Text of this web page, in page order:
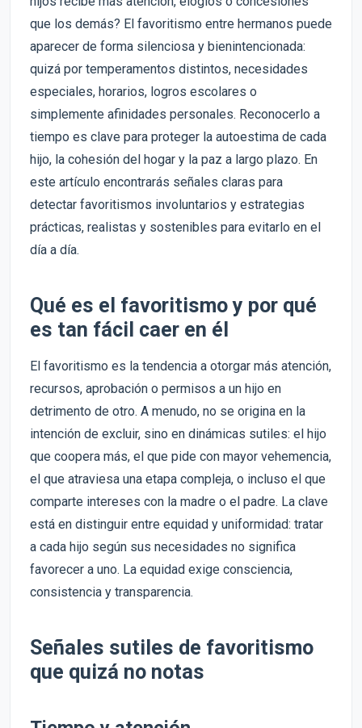
que los demás? El favoritismo entre hermanos puede
aparecer de forma silenciosa y bienintencionada:
quizá por temperamentos distintos, necesidades
especiales, horarios, logros escolares o
simplemente afinidades personales. Reconocerlo a
tiempo es clave para proteger la autoestima de cada
hijo, la cohesión del hogar y la paz a largo plazo. En
este artículo encontrarás señales claras para
detectar favoritismos involuntarios y estrategias
prácticas, realistas y sostenibles para evitarlo en el
día a día.
Qué es el favoritismo y por qué
es tan fácil caer en él
El favoritismo es la tendencia a otorgar más atención,
recursos, aprobación o permisos a un hijo en
detrimento de otro. A menudo, no se origina en la
intención de excluir, sino en dinámicas sutiles: el hijo
que coopera más, el que pide con mayor vehemencia,
el que atraviesa una etapa compleja, o incluso el que
comparte intereses con la madre o el padre. La clave
está en distinguir entre equidad y uniformidad: tratar
a cada hijo según sus necesidades no significa
favorecer a uno. La equidad exige consciencia,
consistencia y transparencia.
Señales sutiles de favoritismo
que quizá no notas